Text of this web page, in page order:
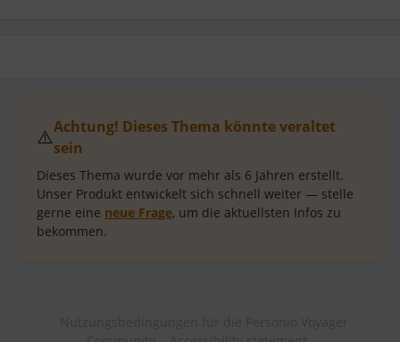
⚠️Achtung! Dieses Thema könnte veraltet
sein
Dieses Thema wurde vor mehr als 6 Jahren erstellt.
Unser Produkt entwickelt sich schnell weiter — stelle
gerne eine neue Frage, um die aktuellsten Infos zu
bekommen.